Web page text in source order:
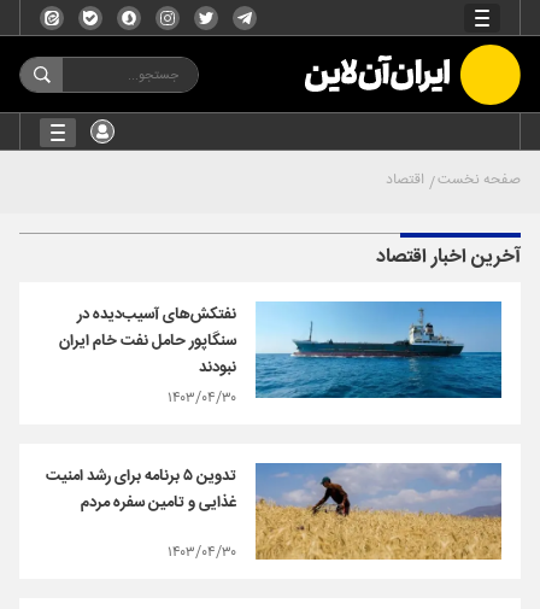
صفحه نخست اقتصاد
آخرین اخبار اقتصاد
نفتکش‌های آسیب‌دیده در
سنگاپور حامل نفت خام ایران
نبودند
۱۴۰۳/۰۴/۳۰
تدوین ۵ برنامه‌ برای‌ رشد امنیت
غذایی و تامین سفره مردم
۱۴۰۳/۰۴/۳۰